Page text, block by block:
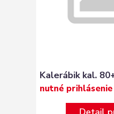
Kalerábik kal.
nutné prihlásenie